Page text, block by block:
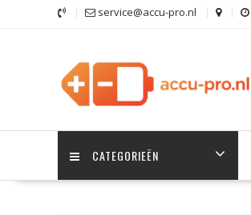
service@accu-pro.nl
CATEGORIEËN